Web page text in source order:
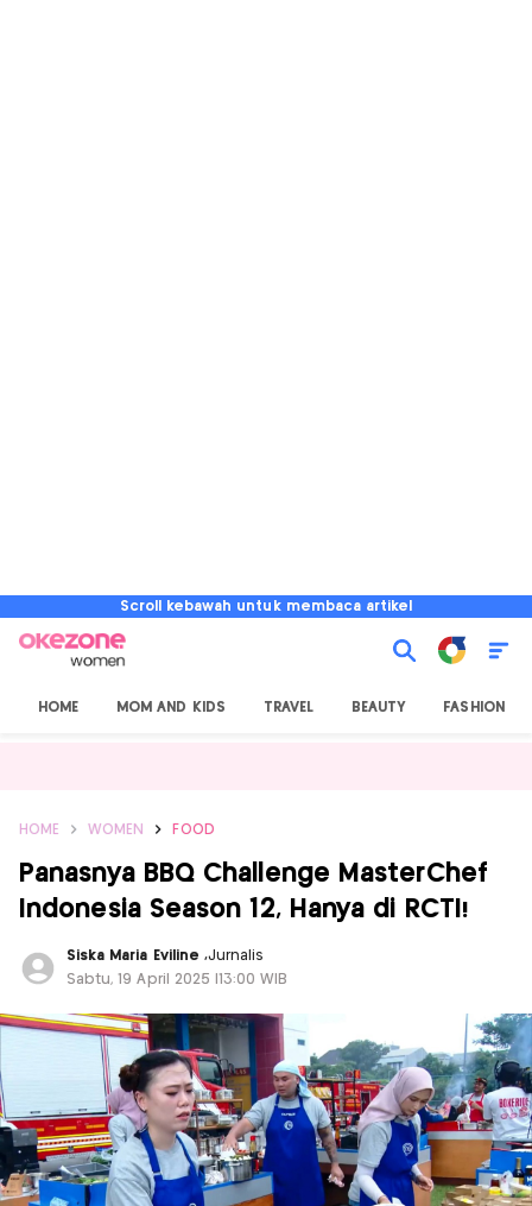
Scroll kebawah untuk membaca artikel
HOME MOM AND KIDS TRAVEL BEAUTY FASHION
HOME WOMEN FOOD
Panasnya BBQ Challenge MasterChef
Indonesia Season 12, Hanya di RCTI!
Siska Maria Eviline ,Jurnalis
Sabtu, 19 April 2025 |13:00 WIB